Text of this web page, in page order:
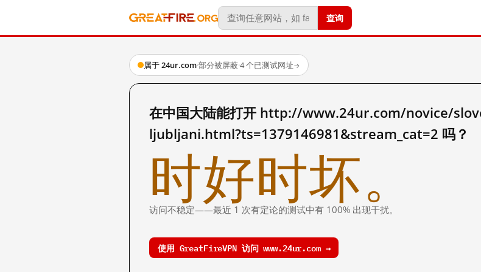
查询
属于 24ur.com·部分被屏蔽·4 个已测试网址→
在中国大陆能打开 http://www.24ur.com/novice/
ljubljani.html?ts=1379146981&stream_cat=2 吗？
时好时坏。
访问不稳定——最近 1 次有定论的测试中有 100% 出现干扰。
使用 GreatFireVPN 访问 www.24ur.com →